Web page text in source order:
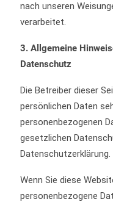
nach unseren
verarbeitet.
3. Allgemeine
Datenschutz
Die Betreiber dieser
persönlichen Daten
personenbezogenen
gesetzlichen
Datenschutzerklärung.
Wenn Sie diese
personenbezogene